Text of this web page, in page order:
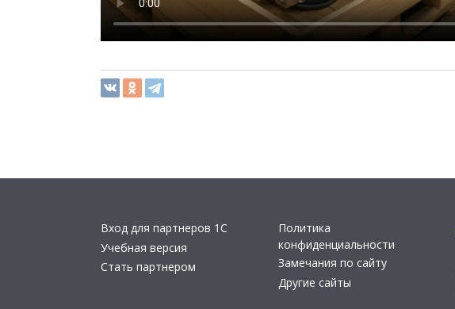
Вход для партнеров 1С
Учебная версия
Стать партнером
Политика
конфиденциальности
Замечания по сайту
Другие сайты